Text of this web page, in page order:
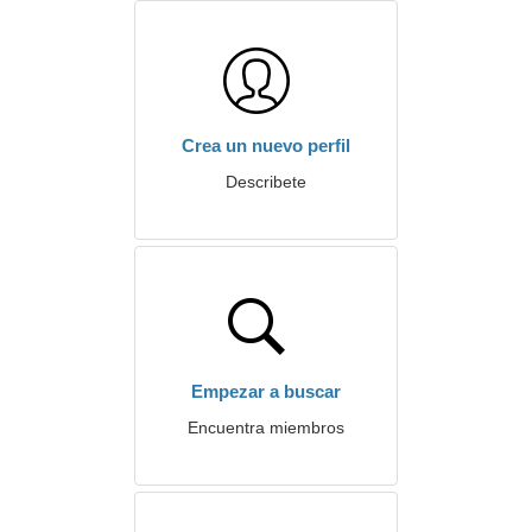
Crea un nuevo perfil
Describete
Empezar a buscar
Encuentra miembros